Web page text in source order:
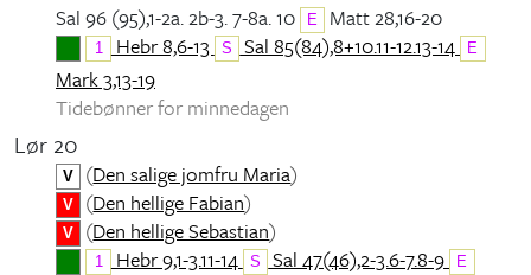
Sal 96 (95),1-2a. 2b-3. 7-8a. 10 E Matt 28,16-20
1 Hebr 8,6-13 S Sal 85(84),8+10.11-12.13-14 E
Mark 3,13-19
Tidebønner for minnedagen
Lør 20
V (Den salige jomfru Maria)
V (Den hellige Fabian)
V (Den hellige Sebastian)
1 Hebr 9,1-3.11-14 S Sal 47(46),2-3.6-7.8-9 E